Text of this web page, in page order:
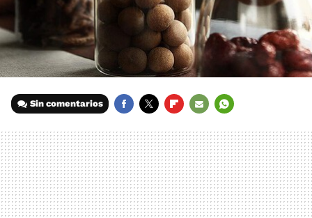
Sin comentarios
MAIL